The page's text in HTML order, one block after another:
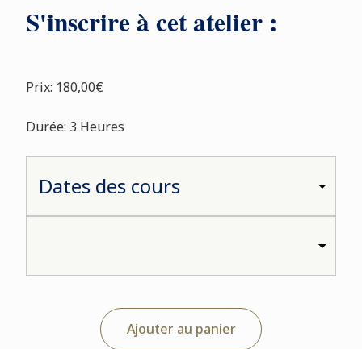
S'inscrire à cet atelier :
Prix: 180,00€
Durée: 3 Heures
Ajouter au panier